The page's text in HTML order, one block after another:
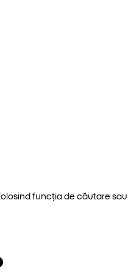
funcția de căutare